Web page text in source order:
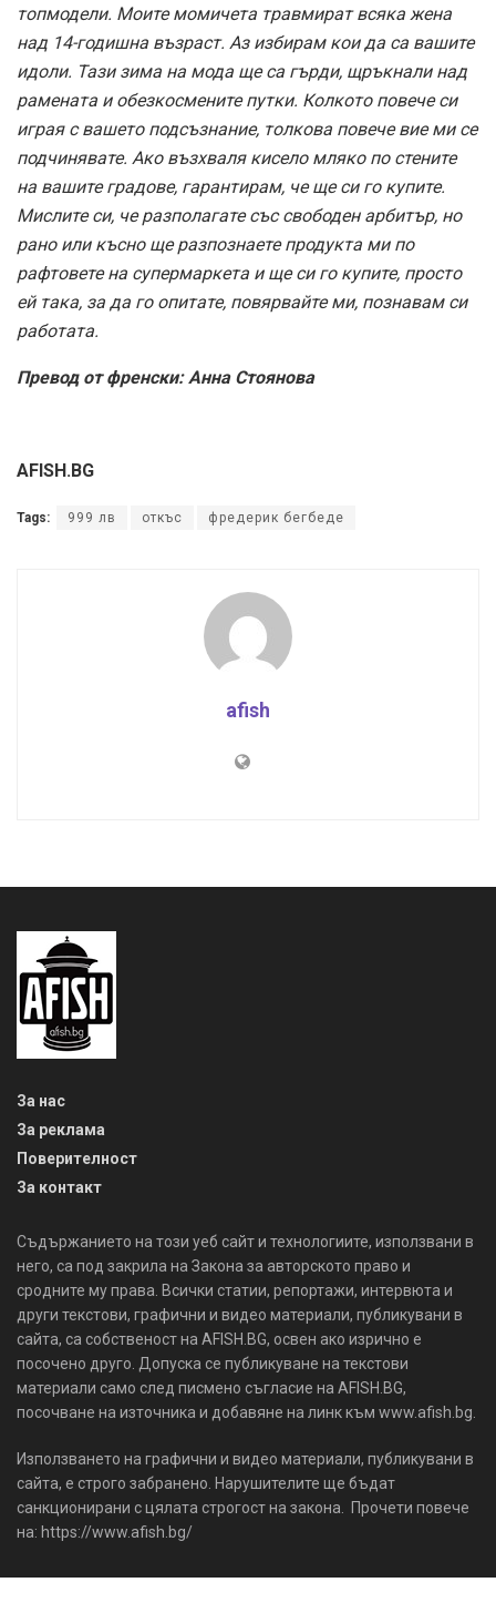
топмодели. Моите момичета травмират всяка жена
над 14-годишна възраст. Аз избирам кои да са вашите
идоли. Тази зима на мода ще са гърди, щръкнали над
рамената и обезкосмените путки. Колкото повече си
играя с вашето подсъзнание, толкова повече вие ми се
подчинявате. Ако възхваля кисело мляко по стените
на вашите градове, гарантирам, че ще си го купите.
Мислите си, че разполагате със свободен арбитър, но
рано или късно ще разпознаете продукта ми по
рафтовете на супермаркета и ще си го купите, просто
ей така, за да го опитате, повярвайте ми, познавам си
работата.
Превод от френски: Анна Стоянова
AFISH.BG
Tags: 999 лв откъс фредерик бегбеде
afish
За нас
За реклама
Поверителност
За контакт
Съдържанието на този уеб сайт и технологиите, използвани в
него, са под закрила на Закона за авторското право и
сродните му права. Всички статии, репортажи, интервюта и
други текстови, графични и видео материали, публикувани в
сайта, са собственост на AFISH.BG, освен ако изрично е
посочено друго. Допуска се публикуване на текстови
материали само след писмено съгласие на AFISH.BG,
посочване на източника и добавяне на линк към www.afish.bg.
Използването на графични и видео материали, публикувани в
сайта, е строго забранено. Нарушителите ще бъдат
санкционирани с цялата строгост на закона. Прочети повече
на: https://www.afish.bg/